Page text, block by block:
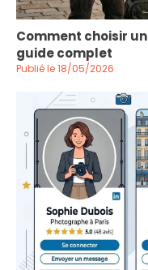
Comment choisir
guide complet
Publié le 18/05/2026